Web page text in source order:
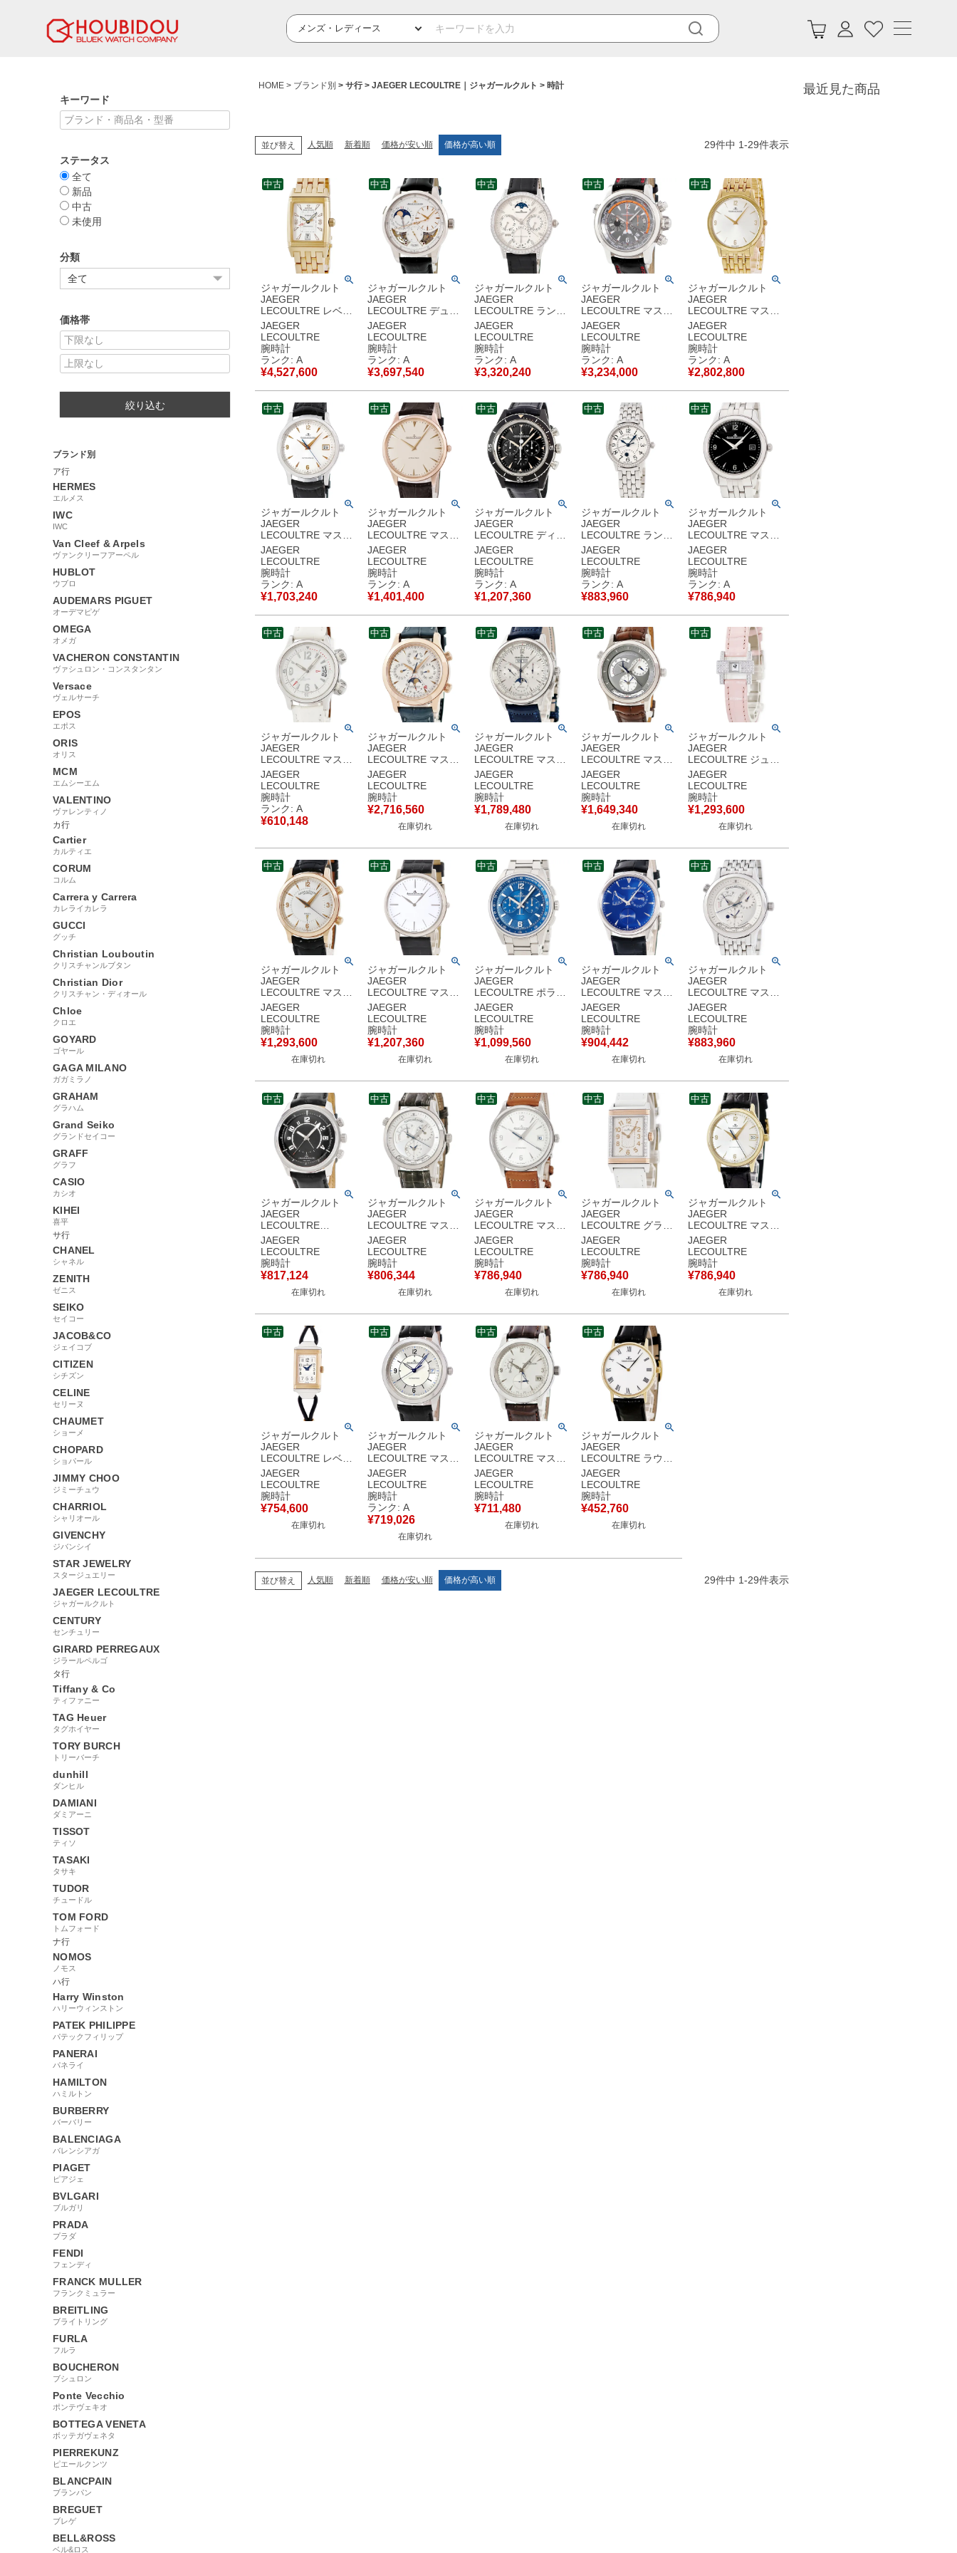
キーワード
ステータス
全て
新品
中古
未使用
分類
価格帯
絞り込む
ブランド別
ア行
HERMES
エルメス
IWC
IWC
Van Cleef & Arpels
ヴァンクリーフアーペル
HUBLOT
ウブロ
AUDEMARS PIGUET
オーデマピゲ
OMEGA
オメガ
VACHERON CONSTANTIN
ヴァシュロン・コンスタンタン
Versace
ヴェルサーチ
EPOS
エポス
ORIS
オリス
MCM
エムシーエム
VALENTINO
ヴァレンティノ
カ行
Cartier
カルティエ
CORUM
コルム
Carrera y Carrera
カレライカレラ
GUCCI
グッチ
Christian Louboutin
クリスチャンルブタン
Christian Dior
クリスチャン・ディオール
Chloe
クロエ
GOYARD
ゴヤール
GAGA MILANO
ガガミラノ
GRAHAM
グラハム
Grand Seiko
グランドセイコー
GRAFF
グラフ
CASIO
カシオ
KIHEI
喜平
サ行
CHANEL
シャネル
ZENITH
ゼニス
SEIKO
セイコー
JACOB&CO
ジェイコブ
CITIZEN
シチズン
CELINE
セリーヌ
CHAUMET
ショーメ
CHOPARD
ショパール
JIMMY CHOO
ジミーチュウ
CHARRIOL
シャリオール
GIVENCHY
ジバンシイ
STAR JEWELRY
スタージュエリー
JAEGER LECOULTRE
ジャガールクルト
CENTURY
センチュリー
GIRARD PERREGAUX
ジラールペルゴ
タ行
Tiffany & Co
ティファニー
TAG Heuer
タグホイヤー
TORY BURCH
トリーバーチ
dunhill
ダンヒル
DAMIANI
ダミアーニ
TISSOT
ティソ
TASAKI
タサキ
TUDOR
チュードル
TOM FORD
トムフォード
ナ行
NOMOS
ノモス
ハ行
Harry Winston
ハリーウィンストン
PATEK PHILIPPE
パテックフィリップ
PANERAI
パネライ
HAMILTON
ハミルトン
BURBERRY
バーバリー
BALENCIAGA
バレンシアガ
PIAGET
ピアジェ
BVLGARI
ブルガリ
PRADA
プラダ
FENDI
フェンディ
FRANCK MULLER
フランクミュラー
BREITLING
ブライトリング
FURLA
フルラ
BOUCHERON
ブシュロン
Ponte Vecchio
ポンテヴェキオ
BOTTEGA VENETA
ボッテガヴェネタ
PIERREKUNZ
ピエールクンツ
BLANCPAIN
ブランパン
BREGUET
ブレゲ
BELL&ROSS
ベル&ロス
HOME ブランド別 サ行 JAEGER LECOULTRE｜ジャガールクルト 時計
並び替え 人気順 新着順 価格が安い順 価格が高い順 29件中 1-29件表示
ジャガールクルト
JAEGER
LECOULTRE レベル
ソ グランスポール
290.1.60 K18YG無垢
シルバー デイト 青針
メンズ 腕時計自動巻
き シルバー 【中古】
中古美品
JAEGER
LECOULTRE
腕時計
ランク: A
¥4,527,600
中古
ジャガールクルト
JAEGER
LECOULTRE デュオ
メトル カンティエー
ム ルネール
Q6043420
602.3.24.S K18WG
無垢 デイト メンズ
腕時計手巻き シルバ
ー 【中古】中古美品
JAEGER
LECOULTRE
腕時計
ランク: A
¥3,697,540
中古
ジャガールクルト
JAEGER
LECOULTRE ランデ
ヴー パーペチュアル
カレンダー
Q3493420
342.3.21.S K18WG
無垢 純正ダイヤ メン
ズ 腕時計自動巻き シ
ルバー 【中古】中古
美品
JAEGER
LECOULTRE
腕時計
ランク: A
¥3,320,240
中古
ジャガールクルト
JAEGER
LECOULTRE マスタ
ー コンプレッサー エ
クストリーム
Q1766410 150.6.22
OH済 Pt950 限定 メ
ンズ 腕時計自動巻き
グレー 【中古】中古
美品
JAEGER
LECOULTRE
腕時計
ランク: A
¥3,234,000
中古
ジャガールクルト
JAEGER
LECOULTRE マスタ
ー ウルトラスリム
145.1.79
145.110.792 K18YG
無垢 イエローゴール
ド メンズ 腕時計手巻
き シルバー 【中古】
中古美品
JAEGER
LECOULTRE
腕時計
ランク: A
¥2,802,800
中古
ジャガールクルト
JAEGER
LECOULTRE マスタ
ー コントロール
140.6.89 Pt950無垢
プラチナ デイト シル
バー 限定 メンズ 腕
時計自動巻き シルバ
ー 【中古】中古美品
JAEGER
LECOULTRE
腕時計
ランク: A
¥1,703,240
中古
ジャガールクルト
JAEGER
LECOULTRE マスタ
ー ウルトラスリム
41 Q1332511
170.2.37 K18PG無垢
ピンクゴールド 超薄
型 メンズ 腕時計自動
巻き ベージュ 【中
古】中古美品
JAEGER
LECOULTRE
腕時計
ランク: A
¥1,401,400
中古
ジャガールクルト
JAEGER
LECOULTRE ディー
プシー ヴィンテージ
クロノグラフ サーメ
ット Q208A57J
136.A.C8 ブラック
メンズ 腕時計自動巻
き ブラック 【中古】
中古美品
JAEGER
LECOULTRE
腕時計
ランク: A
¥1,207,360
中古
ジャガールクルト
JAEGER
LECOULTRE ランデ
ヴー ナイト&デイ
Q3468121
346.8.56.S 純正ダイ
ヤ ギョーシェ 青針
レディース 腕時計自
動巻き シルバー 【中
古】中古美品
JAEGER
LECOULTRE
腕時計
ランク: A
¥883,960
中古
ジャガールクルト
JAEGER
LECOULTRE マスタ
ー コントロール デイ
ト Q1548171
176.8.40.S ブラック
黒 シースルーバック
メンズ 腕時計自動巻
き ブラック 【中古】
中古美品
JAEGER
LECOULTRE
腕時計
ランク: A
¥786,940
中古
ジャガールクルト
JAEGER
LECOULTRE マスタ
ー コンプレッサー
Q1728420 148.8.60
ホワイト デイト イン
ナー回転ベゼル メン
ズ 腕時計自動巻き ホ
ワイト 【中古】中古
JAEGER
LECOULTRE
腕時計
ランク: A
¥610,148
中古
ジャガールクルト
JAEGER
LECOULTRE マスタ
ー グランド メモボッ
クス 146.240.952B
146.2.95 メーカー
OH済 K18RG 永久
メンズ 腕時計自動巻
き シルバー 【中古】
JAEGER
LECOULTRE
腕時計
¥2,716,560
在庫切れ
中古
ジャガールクルト
JAEGER
LECOULTRE マスタ
ー コントロール クロ
ノグラフ カレンダー
Q4138420
830.8.C9.S スモセコ
メンズ 腕時計自動巻
き シルバー 【中古】
JAEGER
LECOULTRE
腕時計
¥1,789,480
在庫切れ
中古
ジャガールクルト
JAEGER
LECOULTRE マスタ
ー コントロール ジオ
グラフィーク
142.3.92 K18WG 無
垢 GMT デイ&ナイト
メンズ 腕時計自動巻
き グレー 【中古】
JAEGER
LECOULTRE
腕時計
¥1,649,340
在庫切れ
中古
ジャガールクルト
JAEGER
LECOULTRE ジュワ
ィアリー 101 アトリ
エ 282.3.70 メーカー
OH済 K18WG無垢 純
正ダイヤ 角型 レディ
ース 腕時計手巻き シ
ルバー 【中古】
JAEGER
LECOULTRE
腕時計
¥1,293,600
在庫切れ
中古
ジャガールクルト
JAEGER
LECOULTRE マスタ
ーメモボックス
144.2.94 K18PG無垢
アラーム アンティー
ク トリチウム メンズ
腕時計手巻き シルバ
ー 【中古】
JAEGER
LECOULTRE
腕時計
¥1,293,600
在庫切れ
中古
ジャガールクルト
JAEGER
LECOULTRE マスタ
ー ウルトラスリム
1907 グラン・フー
120.3.79/Q12935E1
K18WG無垢 薄型 バ
ー メンズ 腕時計手巻
き ホワイト 【中古】
JAEGER
LECOULTRE
腕時計
¥1,207,360
在庫切れ
中古
ジャガールクルト
JAEGER
LECOULTRE ポラリ
ス クロノグラフ
Q9028180
842.8.C1.S ブルー
青 タキメーター メン
ズ 腕時計自動巻き ブ
ルー 【中古】
JAEGER
LECOULTRE
腕時計
¥1,099,560
在庫切れ
中古
ジャガールクルト
JAEGER
LECOULTRE マスタ
ー ウルトラスリム リ
ザーブドマルシェ
Q1378480
176.8.38.S デイト メ
ンズ 腕時計自動巻き
ブルー 【中古】
JAEGER
LECOULTRE
腕時計
¥904,442
在庫切れ
中古
ジャガールクルト
JAEGER
LECOULTRE マスタ
ー ジオグラフィーク
142.880.922
142.8.92 リザーブド
マルシェ GMT デイ
ト メンズ 腕時計自動
巻き シルバー 【中
JAEGER
LECOULTRE
腕時計
¥883,960
在庫切れ
中古
ジャガールクルト
JAEGER
LECOULTRE
AMVOX1 アラーム
アストンマーチン
Q1908470 190.8.97
ブラック デイト メン
ズ 腕時計自動巻き ブ
ラック 【中古】
JAEGER
LECOULTRE
腕時計
¥817,124
在庫切れ
中古
ジャガールクルト
JAEGER
LECOULTRE マスタ
ー ジオグラフィーク
Q1428420 142.8.92
リザーブドマルシェ
ワールドタイム メン
ズ 腕時計自動巻き シ
ルバー 【中古】
JAEGER
LECOULTRE
腕時計
¥806,344
在庫切れ
中古
ジャガールクルト
JAEGER
LECOULTRE マスタ
ー コントロール デイ
ト Q4018420
830.8.A0.S シルバー
青秒針 メンズ 腕時計
自動巻き シルバー
【中古】
JAEGER
LECOULTRE
腕時計
¥786,940
在庫切れ
中古
ジャガールクルト
JAEGER
LECOULTRE グラン
ドレベルソ レディ ウ
ルトラスリム
Q3224420 268.D.86
OH済 K18PG×SS レ
ディース 腕時計手巻
き シルバー 【中古】
JAEGER
LECOULTRE
腕時計
¥786,940
在庫切れ
中古
ジャガールクルト
JAEGER
LECOULTRE マスタ
ー コントロール
145.1.89
145.140.892N
K18YG無垢 シルバー
アラビア メンズ 腕時
計自動巻き シルバー
JAEGER
LECOULTRE
腕時計
¥786,940
在庫切れ
中古
ジャガールクルト
JAEGER
LECOULTRE レベル
ソ ワン コルドネ
Q3264520/200.D.47
K18PG×SS スクエア
回転 アラビア レディ
ース 腕時計クオーツ
ホワイト 【中古】
JAEGER
LECOULTRE
腕時計
¥754,600
在庫切れ
中古
ジャガールクルト
JAEGER
LECOULTRE マスタ
ー コントロール デイ
ト Q1548530
176.8.40.S 青針 シー
スルーバック メンズ
腕時計自動巻き シル
バー 【中古】中古美
JAEGER
LECOULTRE
腕時計
ランク: A
¥719,026
在庫切れ
中古
ジャガールクルト
JAEGER
LECOULTRE マスタ
ー ホームタイム
Q1628420
147.8.05.S デュアル
タイム スモールセコ
ンド メンズ 腕時計自
動巻き シルバー 【中
JAEGER
LECOULTRE
腕時計
¥711,480
在庫切れ
中古
ジャガールクルト
JAEGER
LECOULTRE ラウン
ド 111.1.86 K18YG
無垢 ホワイト ローマ
ン ポストヴィンテー
ジ メンズ 腕時計手巻
き ホワイト 【中古】
JAEGER
LECOULTRE
腕時計
¥452,760
在庫切れ
中古
並び替え 人気順 新着順 価格が安い順 価格が高い順 29件中 1-29件表示
最近見た商品